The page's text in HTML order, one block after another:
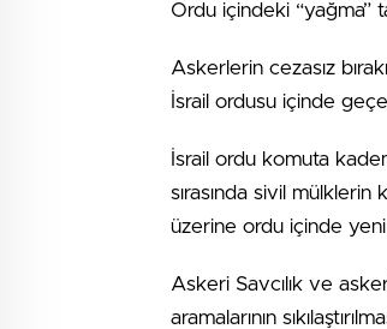
Ordu içindeki “yağma”
Askerlerin cezasız
İsrail ordusu içinde
İsrail ordu komuta
sırasında sivil mülklerin
üzerine ordu içinde
Askeri Savcılık ve
aramalarının